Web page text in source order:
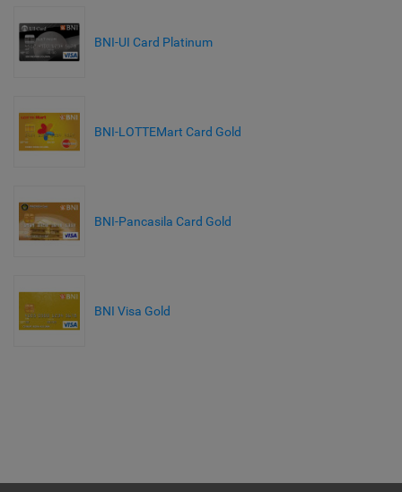
BNI-UI Card Platinum
BNI-LOTTEMart Card Gold
BNI-Pancasila Card Gold
BNI Visa Gold